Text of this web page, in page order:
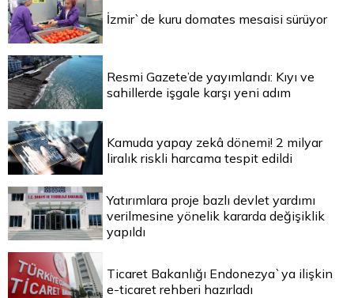
İzmir`de kuru domates mesaisi sürüyor
Resmi Gazete’de yayımlandı: Kıyı ve
sahillerde işgale karşı yeni adım
Kamuda yapay zekâ dönemi! 2 milyar
liralık riskli harcama tespit edildi
Yatırımlara proje bazlı devlet yardımı
verilmesine yönelik kararda değişiklik
yapıldı
Ticaret Bakanlığı Endonezya`ya ilişkin
e-ticaret rehberi hazırladı